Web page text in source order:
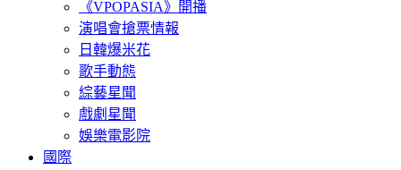
《VPOPASIA》開播
演唱會搶票情報
日韓爆米花
歌手動態
綜藝星聞
戲劇星聞
娛樂電影院
國際